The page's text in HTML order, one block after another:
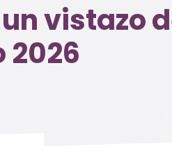
vistazo
2026